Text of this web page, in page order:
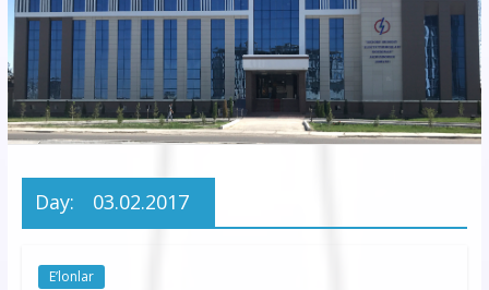
AJ
“Buxoro
hududiy
korxonasi”
Day: 03.02.2017
E’lonlar